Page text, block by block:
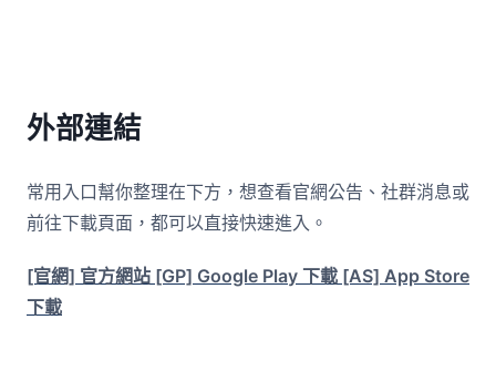
外部連結
常用入口幫你整理在下方，想查看官網公告、社群消息或
前往下載頁面，都可以直接快速進入。
[官網] 官方網站 [GP] Google Play 下載 [AS] App Store
下載